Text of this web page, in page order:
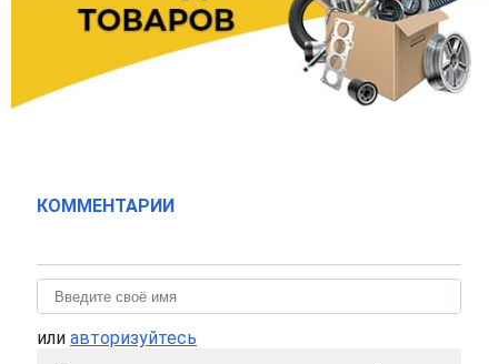
КОММЕНТАРИИ
или авторизуйтесь